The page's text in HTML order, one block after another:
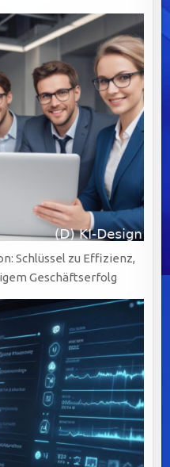
Schlüssel zu Effizienz,
Geschäftserfolg